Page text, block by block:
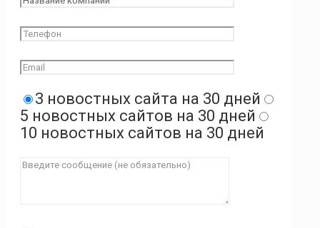
3 новостных сайта на 30 дней
5 новостных сайтов на 30 дней
10 новостных сайтов на 30 дней